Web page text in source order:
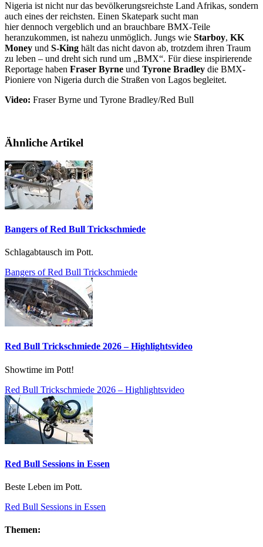
Nigeria ist nicht nur das bevölkerungsreichste Land Afrikas, sondern
auch eines der reichsten. Einen Skatepark sucht man
hier dennoch vergeblich und an brauchbare BMX-Teile
heranzukommen, ist nahezu unmöglich. Jungs wie Starboy, KK
Money und S-King hält das nicht davon ab, trotzdem ihren Traum
zu leben – und dreht sich rund um „BMX“. Für diese inspirierende
Reportage haben Fraser Byrne und Tyrone Bradley die BMX-
Pioniere von Nigeria durch die Straßen von Lagos begleitet.
Video: Fraser Byrne und Tyrone Bradley/Red Bull
Ähnliche Artikel
Bangers of Red Bull Trickschmiede
Schlagabtausch im Pott.
Bangers of Red Bull Trickschmiede
Red Bull Trickschmiede 2026 – Highlightsvideo
Showtime im Pott!
Red Bull Trickschmiede 2026 – Highlightsvideo
Red Bull Sessions in Essen
Beste Leben im Pott.
Red Bull Sessions in Essen
Themen: